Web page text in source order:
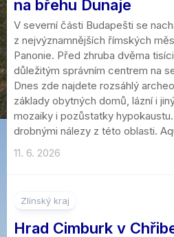
na břehu Dunaje
V severní části Budapešti se
z nejvýznamnějších římských
Panonie. Před zhruba dvěma
důležitým správním centrem na
Dnes zde najdete rozsáhlý
základy obytných domů, lázní i
mozaiky i pozůstatky
drobnými nálezy z této oblasti.
11. 6. 2026
Zlínský kraj
Hrad Cimburk v